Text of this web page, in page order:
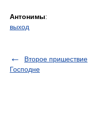
Антонимы:
выход
Второе пришествие
Господне